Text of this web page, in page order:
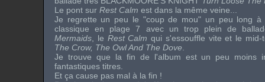
Le pont sur Rest Calm est dans la même veine...
Je regrette un peu le "coup de mou" un peu long
classique en plage 7 avec un trop plein de
Mermaids , le Rest Calm qui s'essouffle vite et le mid-
The Crow, The Owl And The Dove
Je trouve que la fin de l'album est un peu moins
fantastiques titres.
Et ça cause pas mal à la fin !